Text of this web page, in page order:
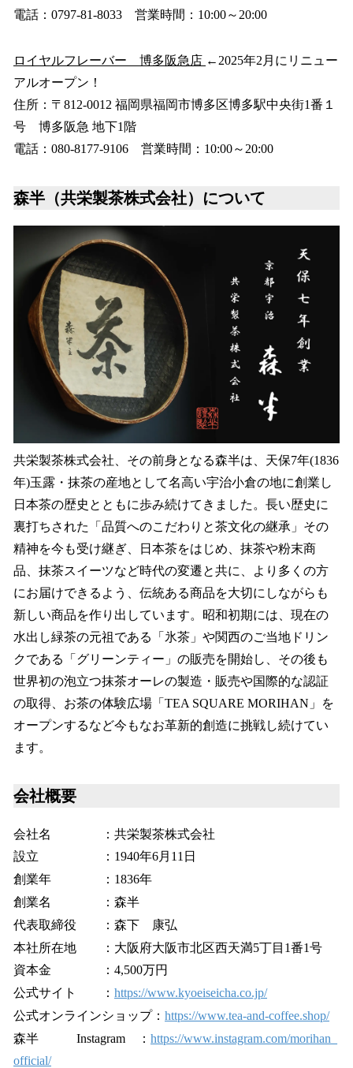
電話：0797-81-8033 営業時間：10:00～20:00
ロイヤルフレーバー 博多阪急店 ←2025年2月にリニュー
アルオープン！
住所：〒812-0012 福岡県福岡市博多区博多駅中央街1番１
号 博多阪急 地下1階
電話：080-8177-9106 営業時間：10:00～20:00
森半（共栄製茶株式会社）について
共栄製茶株式会社、その前身となる森半は、天保7年(1836
年)玉露・抹茶の産地として名高い宇治小倉の地に創業し
日本茶の歴史とともに歩み続けてきました。長い歴史に
裏打ちされた「品質へのこだわりと茶文化の継承」その
精神を今も受け継ぎ、日本茶をはじめ、抹茶や粉末商
品、抹茶スイーツなど時代の変遷と共に、より多くの方
にお届けできるよう、伝統ある商品を大切にしながらも
新しい商品を作り出しています。昭和初期には、現在の
水出し緑茶の元祖である「氷茶」や関西のご当地ドリン
クである「グリーンティー」の販売を開始し、その後も
世界初の泡立つ抹茶オーレの製造・販売や国際的な認証
の取得、お茶の体験広場「TEA SQUARE MORIHAN」を
オープンするなど今もなお革新的創造に挑戦し続けてい
ます。
会社概要
会社名 ：共栄製茶株式会社
設立 ：1940年6月11日
創業年 ：1836年
創業名 ：森半
代表取締役 ：森下 康弘
本社所在地 ：大阪府大阪市北区西天満5丁目1番1号
資本金 ：4,500万円
公式サイト ： https://www.kyoeiseicha.co.jp/
公式オンラインショップ： https://www.tea-and-coffee.shop/
森半 Instagram ： https://www.instagram.com/morihan_
official/